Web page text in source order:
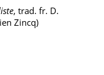
, trad. fr. D.
Zincq)